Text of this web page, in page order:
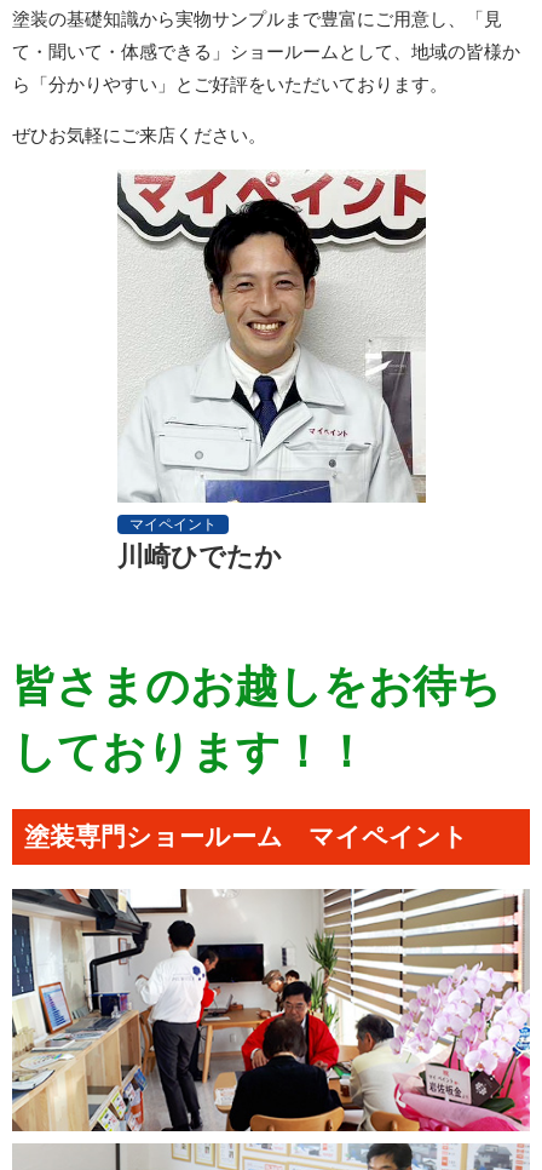
塗装の基礎知識から実物サンプルまで豊富にご用意し、「見
て・聞いて・体感できる」ショールームとして、地域の皆様か
ら「分かりやすい」とご好評をいただいております。
ぜひお気軽にご来店ください。
マイペイント
川崎ひでたか
皆さまのお越しをお待ち
しております！！
塗装専門ショールーム マイペイント